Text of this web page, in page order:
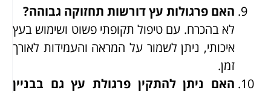
האם פרגולות עץ דורשות תחזוקה גבוהה?
לא בהכרח. עם טיפול תקופתי פשוט ושימוש בעץ
איכותי, ניתן לשמור על המראה והעמידות לאורך
זמן.
האם ניתן להתקין פרגולת עץ גם בבניין